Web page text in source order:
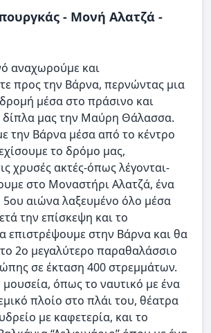
- Μονή Αλατζά -
αναχωρούμε και
προς την Βάρνα, περνώντας μια
μέσα στο πράσινο και
δίπλα μας την Μαύρη Θάλασσα.
την Βάρνα μέσα από το κέντρο
το δρόμο μας,
χρυσές ακτές-όπως λέγονται-
στο Μοναστήρι Αλατζά, ένα
5ου αιώνα λαξευμένο όλο μέσα
την επίσκεψη και το
επιστρέψουμε στην Βάρνα και θα
2ο μεγαλύτερο παραθαλάσσιο
σε έκταση 400 στρεμμάτων.
όπως το ναυτικό με ένα
πλοίο στο πλάι του, θέατρα
με καφετερία, και το